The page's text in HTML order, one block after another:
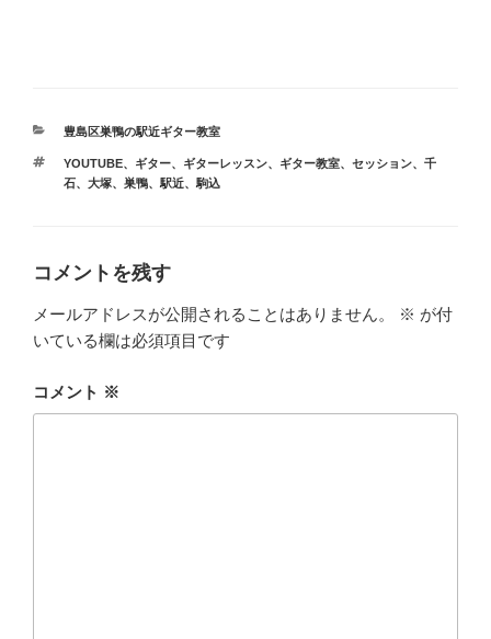
カ
ゴ
リ
豊島区巣鴨の駅近ギター教室
タ
グ
YOUTUBE、 ギター、 ギターレッスン、 ギター教室、 セッション、 千
石、 大塚、 巣鴨、 駅近、 駒込
コメントを残す
メールアドレスが公開されることはありません。 ※ が付
いている欄は必須項目です
コメント ※